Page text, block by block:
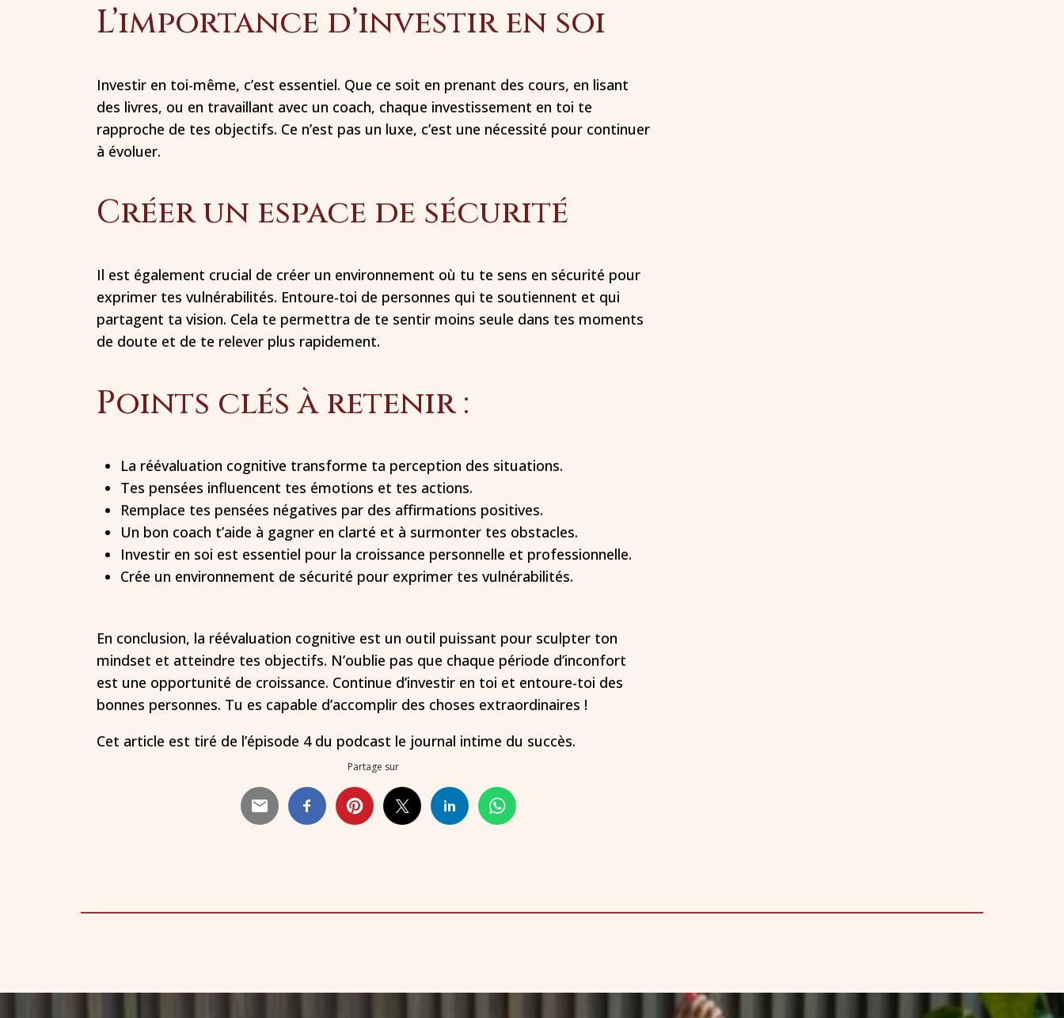
L’importance d’investir en soi
Investir en toi-même, c’est essentiel. Que ce soit en prenant des cours, en lisant
des livres, ou en travaillant avec un coach, chaque investissement en toi te
rapproche de tes objectifs. Ce n’est pas un luxe, c’est une nécessité pour continuer
à évoluer.
Créer un espace de sécurité
Il est également crucial de créer un environnement où tu te sens en sécurité pour
exprimer tes vulnérabilités. Entoure-toi de personnes qui te soutiennent et qui
partagent ta vision. Cela te permettra de te sentir moins seule dans tes moments
de doute et de te relever plus rapidement.
Points clés à retenir :
La réévaluation cognitive transforme ta perception des situations.
Tes pensées influencent tes émotions et tes actions.
Remplace tes pensées négatives par des affirmations positives.
Un bon coach t’aide à gagner en clarté et à surmonter tes obstacles.
Investir en soi est essentiel pour la croissance personnelle et professionnelle.
Crée un environnement de sécurité pour exprimer tes vulnérabilités.
En conclusion, la réévaluation cognitive est un outil puissant pour sculpter ton
mindset et atteindre tes objectifs. N’oublie pas que chaque période d’inconfort
est une opportunité de croissance. Continue d’investir en toi et entoure-toi des
bonnes personnes. Tu es capable d’accomplir des choses extraordinaires !
Cet article est tiré de l’épisode 4 du podcast le journal intime du succès.
Partage sur